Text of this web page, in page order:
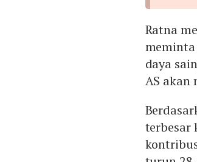
Ratna
daya
AS akan
terbesar